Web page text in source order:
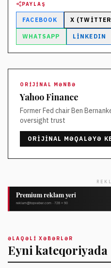
PAYLAŞ
FACEBOOK X
WHATSAPP LINKEDIN
ORIJINAL MƏNBƏ
Yahoo Finance
Former Fed chair Ben
oversight trust
ORIJINAL MƏQALƏYƏ
ƏLAQƏLI XƏBƏRLƏR
Eyni kateqoriyada